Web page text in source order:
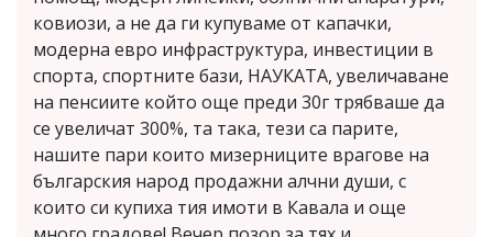
ковиози, а не да ги купуваме от капачки,
модерна евро инфраструктура, инвестиции в
спорта, спортните бази, НАУКАТА, увеличаване
на пенсиите който още преди 30г трябваше да
се увеличат 300%, та така, тези са парите,
нашите пари които мизерниците врагове на
българския народ продажни алчни души, с
които си купиха тия имоти в Кавала и още